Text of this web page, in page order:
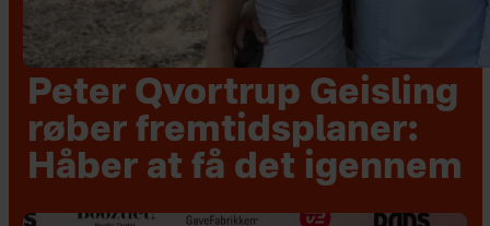
Peter Qvortrup Geisling
røber fremtidsplaner:
Håber at få det igennem